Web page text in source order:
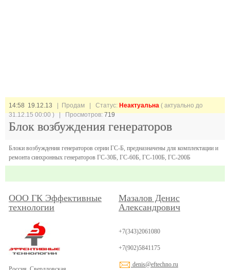
14:58 19.12.13 | Продам | Статус: Неактуальна ( актуально до
31.12.15 00:00 ) | Просмотров:719
Блок возбуждения генераторов
Блоки возбуждения генераторов серии ГС-Б, предназначены для комплектации и
ремонта синхронных генераторов ГС-30Б, ГС-60Б, ГС-100Б, ГС-200Б
ООО ГК Эффективные
технологии
Мазалов Денис
Александрович
+7(343)2061080
+7(902)5841175
denis@eftechno.ru